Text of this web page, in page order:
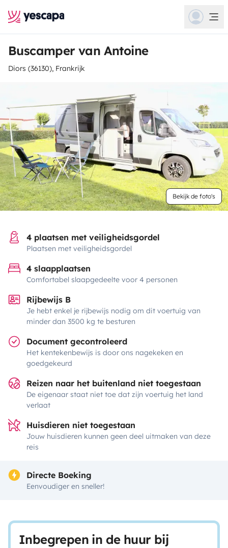
Buscamper van Antoine
Diors (36130), Frankrijk
Bekijk de foto's
4 plaatsen met veiligheidsgordel
Plaatsen met veiligheidsgordel
4 slaapplaatsen
Comfortabel slaapgedeelte voor 4 personen
Rijbewijs B
Je hebt enkel je rijbewijs nodig om dit voertuig van
minder dan 3500 kg te besturen
Document gecontroleerd
Het kentekenbewijs is door ons nagekeken en
goedgekeurd
Reizen naar het buitenland niet toegestaan
De eigenaar staat niet toe dat zijn voertuig het land
verlaat
Huisdieren niet toegestaan
Jouw huisdieren kunnen geen deel uitmaken van deze
reis
Directe Boeking
Eenvoudiger en sneller!
Inbegrepen in de huur bij